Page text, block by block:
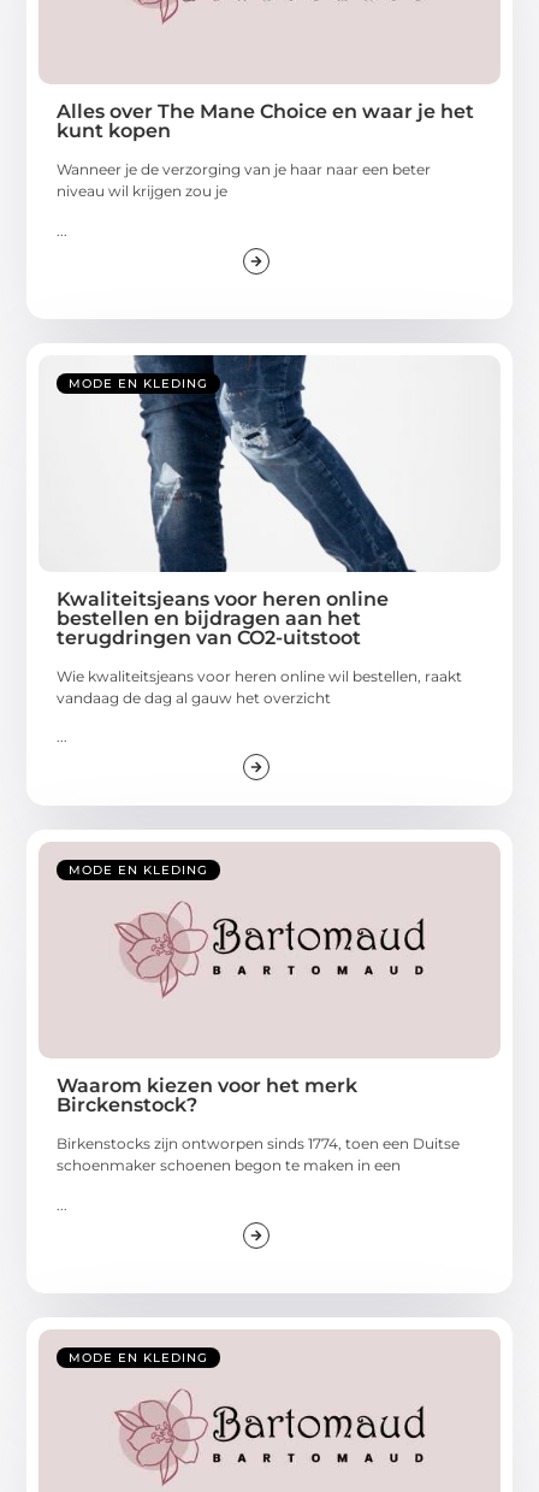
Alles over The Mane Choice en waar je het
kunt kopen
Wanneer je de verzorging van je haar naar een beter
niveau wil krijgen zou je
MODE EN KLEDING
Kwaliteitsjeans voor heren online
bestellen en bijdragen aan het
terugdringen van CO2-uitstoot
Wie kwaliteitsjeans voor heren online wil bestellen, raakt
vandaag de dag al gauw het overzicht
...
MODE EN KLEDING
Waarom kiezen voor het merk
Birckenstock?
Birkenstocks zijn ontworpen sinds 1774, toen een Duitse
schoenmaker schoenen begon te maken in een
MODE EN KLEDING